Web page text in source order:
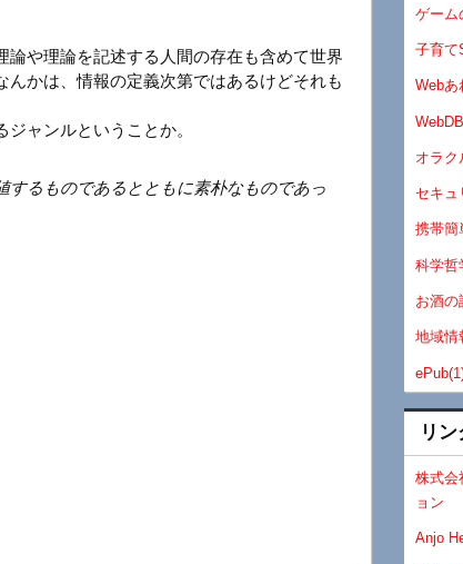
や理論を記述する人間の存在も含めて世界
かは、情報の定義次第ではあるけどそれも
ャンルということか。
るものであるとともに素朴なものであっ
ゲーム
子育て
Webあ
オラク
セキュ
携帯簡
科学哲
お酒の
地域情
リン
株式会
ョン
Anjo